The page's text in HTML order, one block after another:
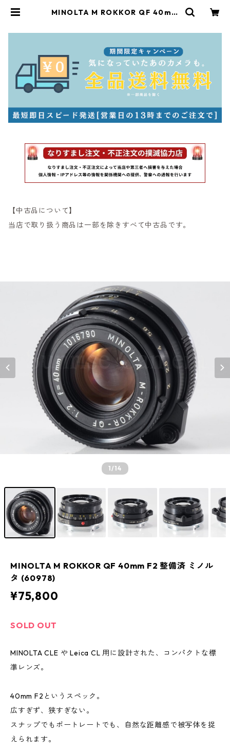
MINOLTA M ROKKOR QF 40mm
【中古品について】
当店で取り扱う商品は一部を除きすべて中古品です。
1/14
MINOLTA M ROKKOR QF 40mm F2 整備済 ミノル
タ (60978)
¥75,800
SOLD OUT
MINOLTA CLE や Leica CL 用に設計された、コンパクトな標
準レンズ。
40mm F2というスペック。
広すぎず、狭すぎない。
スナップでもポートレートでも、自然な距離感で被写体を捉
えられます。